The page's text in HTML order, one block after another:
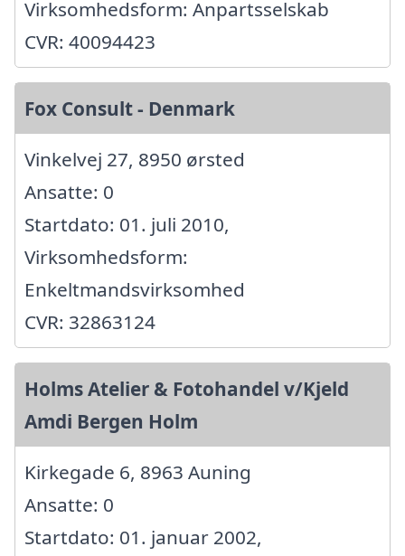
Virksomhedsform: Anpartsselskab
CVR: 40094423
Fox Consult - Denmark
Vinkelvej 27, 8950 ørsted
Ansatte: 0
Startdato: 01. juli 2010,
Virksomhedsform:
Enkeltmandsvirksomhed
CVR: 32863124
Holms Atelier & Fotohandel v/Kjeld
Amdi Bergen Holm
Kirkegade 6, 8963 Auning
Ansatte: 0
Startdato: 01. januar 2002,